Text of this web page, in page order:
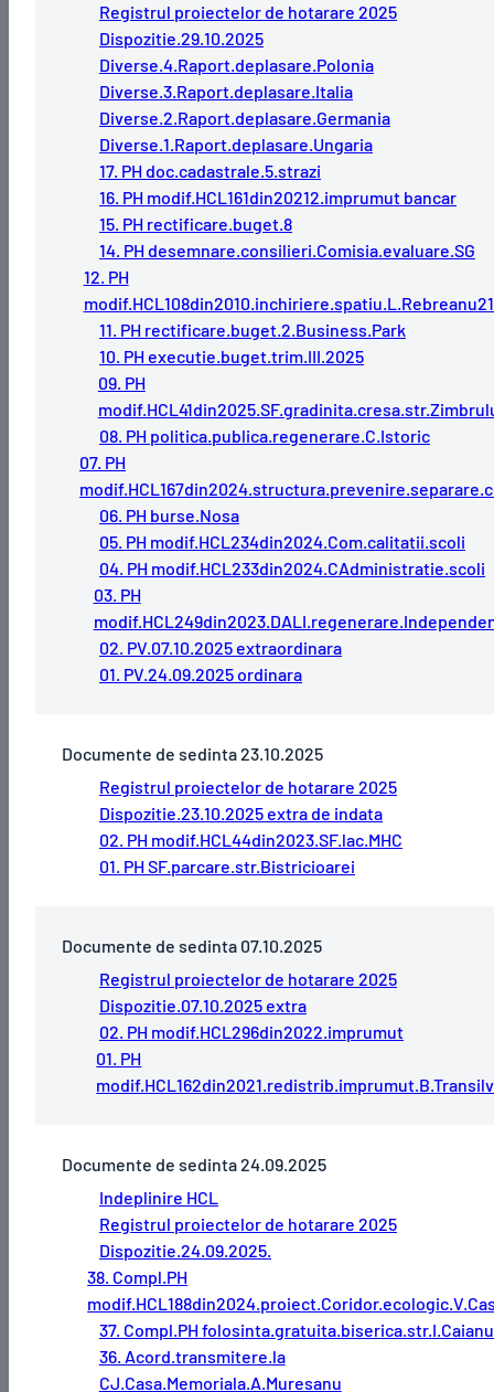
01. PV.24.09.2025 ordinara
02. PV.07.10.2025 extraordinara
03. PH
04. PH modif.HCL233din2024.CAdministratie.scoli
05. PH modif.HCL234din2024.Com.calitatii.scoli
06. PH burse.Nosa
07. PH
08. PH politica.publica.regenerare.C.Istoric
09. PH
10. PH executie.buget.trim.III.2025
11. PH rectificare.buget.2.Business.Park
12. PH
14. PH desemnare.consilieri.Comisia.evaluare.SG
15. PH rectificare.buget.8
16. PH modif.HCL161din20212.imprumut bancar
17. PH doc.cadastrale.5.strazi
Diverse.1.Raport.deplasare.Ungaria
Diverse.2.Raport.deplasare.Germania
Diverse.3.Raport.deplasare.Italia
Diverse.4.Raport.deplasare.Polonia
Dispozitie.29.10.2025
Registrul proiectelor de hotarare 2025
Documente de sedinta 23.10.2025
01. PH SF.parcare.str.Bistricioarei
02. PH modif.HCL44din2023.SF.lac.MHC
Dispozitie.23.10.2025 extra de indata
Registrul proiectelor de hotarare 2025
Documente de sedinta 07.10.2025
01. PH
02. PH modif.HCL296din2022.imprumut
Dispozitie.07.10.2025 extra
Registrul proiectelor de hotarare 2025
Documente de sedinta 24.09.2025
36. Acord.transmitere.la
CJ.Casa.Memoriala.A.Muresanu
37. Compl.PH folosinta.gratuita.biserica.str.I.Caianu
38. Compl.PH
Dispozitie.24.09.2025.
Registrul proiectelor de hotarare 2025
Indeplinire HCL